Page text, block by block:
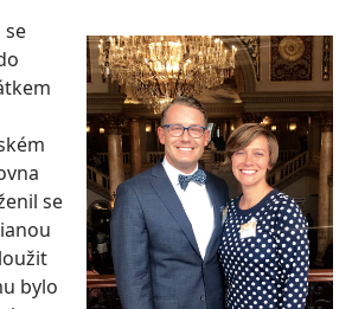
se
se
bylo